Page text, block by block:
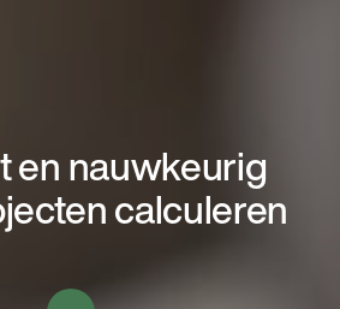
en nauwkeurig
calculeren